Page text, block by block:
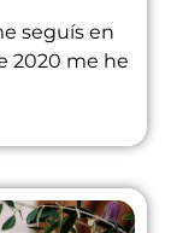
seguís en
2020 me he